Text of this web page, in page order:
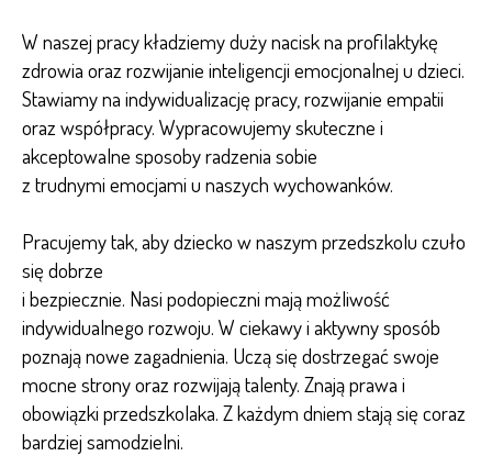
W naszej pracy kładziemy duży nacisk na profilaktykę
zdrowia oraz rozwijanie inteligencji emocjonalnej u dzieci.
Stawiamy na indywidualizację pracy, rozwijanie empatii
oraz współpracy. Wypracowujemy skuteczne i
akceptowalne sposoby radzenia sobie
z trudnymi emocjami u naszych wychowanków.
Pracujemy tak, aby dziecko w naszym przedszkolu czuło
się dobrze
i bezpiecznie. Nasi podopieczni mają możliwość
indywidualnego rozwoju. W ciekawy i aktywny sposób
poznają nowe zagadnienia. Uczą się dostrzegać swoje
mocne strony oraz rozwijają talenty. Znają prawa i
obowiązki przedszkolaka. Z każdym dniem stają się coraz
bardziej samodzielni.